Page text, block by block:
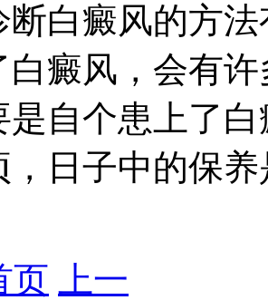
断白癜风的方
白癜风，会有
是自个患上了
，日子中的保
页
上一